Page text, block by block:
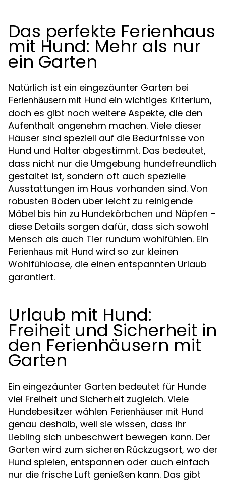
Das perfekte Ferienhaus
mit Hund: Mehr als nur
ein Garten
Natürlich ist ein eingezäunter Garten bei
Ferienhäusern mit Hund ein wichtiges Kriterium,
doch es gibt noch weitere Aspekte, die den
Aufenthalt angenehm machen. Viele dieser
Häuser sind speziell auf die Bedürfnisse von
Hund und Halter abgestimmt. Das bedeutet,
dass nicht nur die Umgebung hundefreundlich
gestaltet ist, sondern oft auch spezielle
Ausstattungen im Haus vorhanden sind. Von
robusten Böden über leicht zu reinigende
Möbel bis hin zu Hundekörbchen und Näpfen –
diese Details sorgen dafür, dass sich sowohl
Mensch als auch Tier rundum wohlfühlen. Ein
Ferienhaus mit Hund wird so zur kleinen
Wohlfühloase, die einen entspannten Urlaub
garantiert.
Urlaub mit Hund:
Freiheit und Sicherheit in
den Ferienhäusern mit
Garten
Ein eingezäunter Garten bedeutet für Hunde
viel Freiheit und Sicherheit zugleich. Viele
Hundebesitzer wählen Ferienhäuser mit Hund
genau deshalb, weil sie wissen, dass ihr
Liebling sich unbeschwert bewegen kann. Der
Garten wird zum sicheren Rückzugsort, wo der
Hund spielen, entspannen oder auch einfach
nur die frische Luft genießen kann. Das gibt